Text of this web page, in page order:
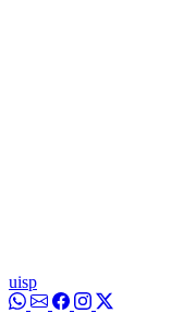
uisp